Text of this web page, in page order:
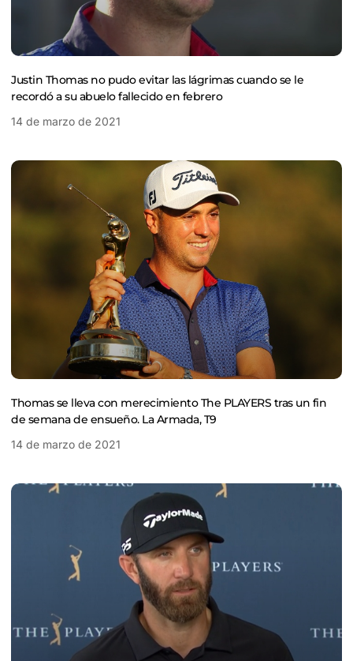
Justin Thomas no pudo evitar las lágrimas cuando se le
recordó a su abuelo fallecido en febrero
14 de marzo de 2021
Thomas se lleva con merecimiento The PLAYERS tras un fin
de semana de ensueño. La Armada, T9
14 de marzo de 2021